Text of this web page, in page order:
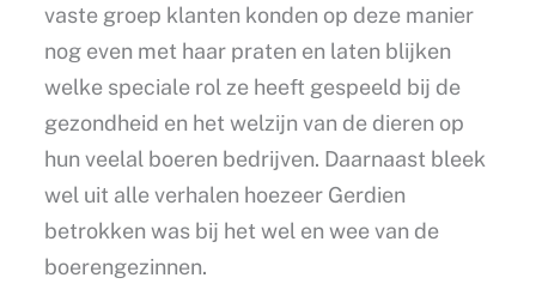
vaste groep klanten konden op deze manier
nog even met haar praten en laten blijken
welke speciale rol ze heeft gespeeld bij de
gezondheid en het welzijn van de dieren op
hun veelal boeren bedrijven. Daarnaast bleek
wel uit alle verhalen hoezeer Gerdien
betrokken was bij het wel en wee van de
boerengezinnen.